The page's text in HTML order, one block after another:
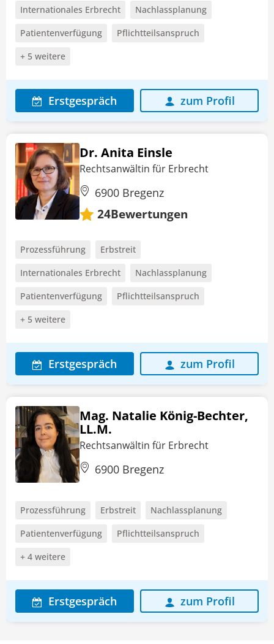
Internationales Erbrecht
Nachlassplanung
Patientenverfügung
Pflichtteilsanspruch
+ 5 weitere
Erstgespräch zum Profil
Dr. Anita Einsle
Rechtsanwältin für Erbrecht
6900 Bregenz
24Bewertungen
Prozessführung
Erbstreit
Internationales Erbrecht
Nachlassplanung
Patientenverfügung
Pflichtteilsanspruch
+ 5 weitere
Erstgespräch zum Profil
Mag. Natalie König-Bechter,
LL.M.
Rechtsanwältin für Erbrecht
6900 Bregenz
Prozessführung Erbstreit
Nachlassplanung
Patientenverfügung
Pflichtteilsanspruch
+ 4 weitere
Erstgespräch zum Profil